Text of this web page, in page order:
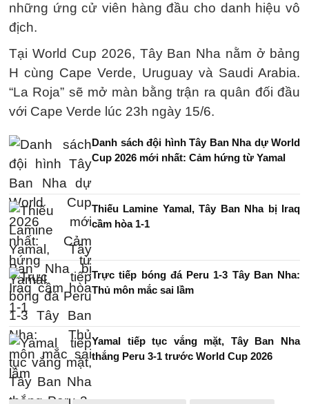
những ứng cử viên hàng đầu cho danh hiệu vô
địch.
Tại World Cup 2026, Tây Ban Nha nằm ở bảng
H cùng Cape Verde, Uruguay và Saudi Arabia.
“La Roja” sẽ mở màn bằng trận ra quân đối đầu
với Cape Verde lúc 23h ngày 15/6.
Danh sách đội hình Tây Ban Nha dự World
Cup 2026 mới nhất: Cảm hứng từ Yamal
Thiếu Lamine Yamal, Tây Ban Nha bị Iraq
cầm hòa 1-1
Trực tiếp bóng đá Peru 1-3 Tây Ban Nha:
Thủ môn mắc sai lầm
Yamal tiếp tục vắng mặt, Tây Ban Nha
thắng Peru 3-1 trước World Cup 2026